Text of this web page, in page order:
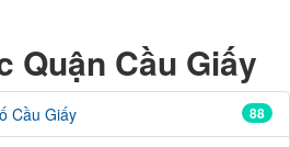
Quận Cầu Giấy
88
Cầu Giấy